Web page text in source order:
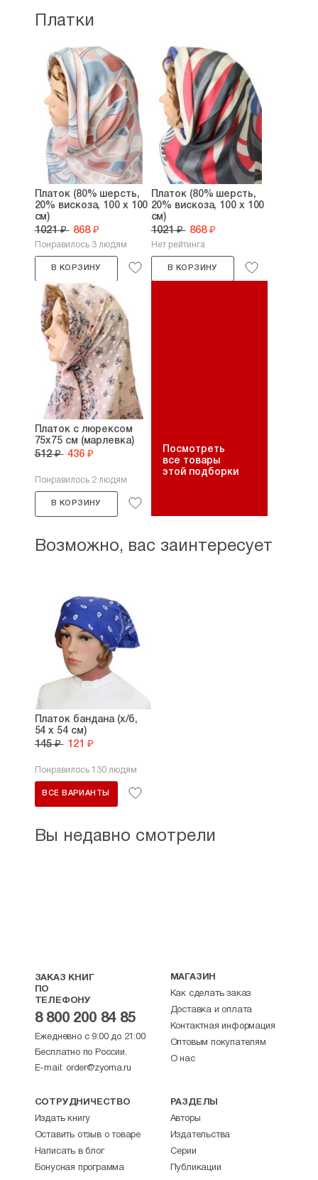
Платки
Платок (80% шерсть,
20% вискоза, 100 х 100
см)
1021 ₽ 868 ₽
Понравилось 3 людям
В КОРЗИНУ
Платок (80% шерсть,
20% вискоза, 100 х 100
см)
1021 ₽ 868 ₽
Нет рейтинга
В КОРЗИНУ
Платок с люрексом
75х75 см (марлевка)
512 ₽ 436 ₽
Понравилось 2 людям
В КОРЗИНУ
Посмотреть
все товары
этой подборки
Возможно, вас заинтересует
Платок бандана (х/б,
54 х 54 см)
145 ₽ 121 ₽
Понравилось 130 людям
ВСЕ ВАРИАНТЫ
Вы недавно смотрели
ЗАКАЗ КНИГ
ПО
ТЕЛЕФОНУ
8 800 200 84 85
Ежедневно с 9:00 до 21:00
Бесплатно по России.
E-mail: order@zyorna.ru
МАГАЗИН
Как сделать заказ
Доставка и оплата
Контактная информация
Оптовым покупателям
О нас
СОТРУДНИЧЕСТВО
Издать книгу
Оставить отзыв о товаре
Написать в блог
Бонусная программа
РАЗДЕЛЫ
Авторы
Издательства
Серии
Публикации